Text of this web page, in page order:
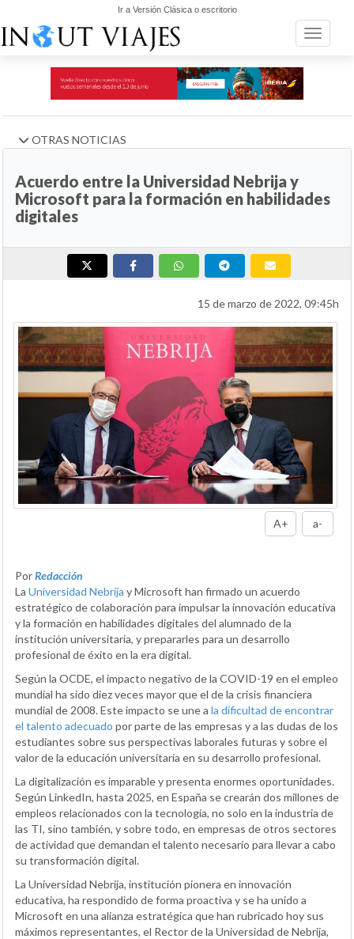
Ir a Versión Clásica o escritorio
Toggle
OTRAS NOTICIAS
Acuerdo entre la Universidad Nebrija y
Microsoft para la formación en habilidades
digitales
15 de marzo de 2022, 09:45h
A+ a-
PorRedacción
La Universidad Nebrija y Microsoft han firmado un acuerdo
estratégico de colaboración para impulsar la innovación educativa
y la formación en habilidades digitales del alumnado de la
institución universitaria, y prepararles para un desarrollo
profesional de éxito en la era digital.
Según la OCDE, el impacto negativo de la COVID-19 en el empleo
mundial ha sido diez veces mayor que el de la crisis financiera
mundial de 2008. Este impacto se une a la dificultad de encontrar
el talento adecuado por parte de las empresas y a las dudas de los
estudiantes sobre sus perspectivas laborales futuras y sobre el
valor de la educación universitaria en su desarrollo profesional.
La digitalización es imparable y presenta enormes oportunidades.
Según LinkedIn, hasta 2025, en España se crearán dos millones de
empleos relacionados con la tecnología, no solo en la industria de
las TI, sino también, y sobre todo, en empresas de otros sectores
de actividad que demandan el talento necesario para llevar a cabo
su transformación digital.
La Universidad Nebrija, institución pionera en innovación
educativa, ha respondido de forma proactiva y se ha unido a
Microsoft en una alianza estratégica que han rubricado hoy sus
máximos representantes, el Rector de la Universidad de Nebrija,